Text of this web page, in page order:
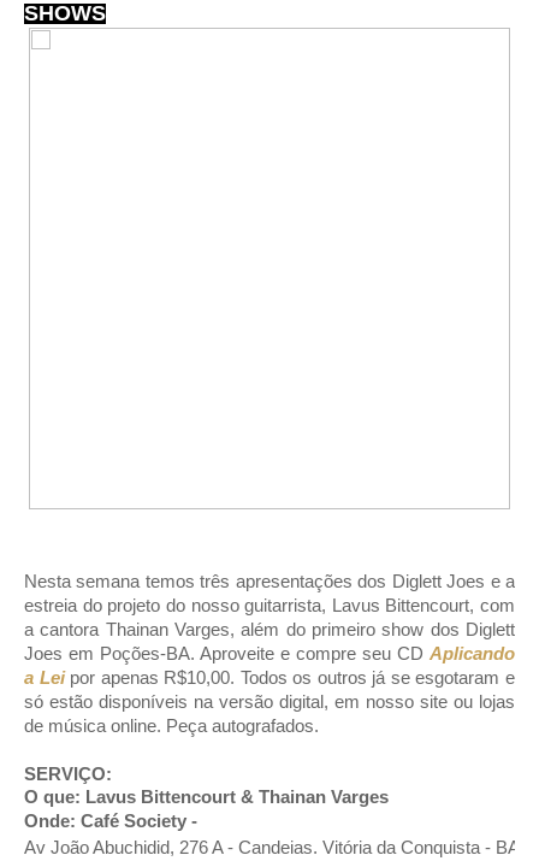
SHOWS
Nesta semana temos três apresentações dos Diglett Joes e a
estreia do projeto do nosso guitarrista, Lavus Bittencourt, com
a cantora Thainan Varges, além do primeiro show dos Diglett
Joes em Poções-BA. Aproveite e compre seu CD Aplicando
a Leipor apenas R$10,00. Todos os outros já se esgotaram e
só estão disponíveis na versão digital, em nosso site ou lojas
de música online. Peça autografados.
SERVIÇO:
O que: Lavus Bittencourt & Thainan Varges
Onde: Café Society -
Av João Abuchidid, 276 A - Candeias. Vitória da Conquista - BA